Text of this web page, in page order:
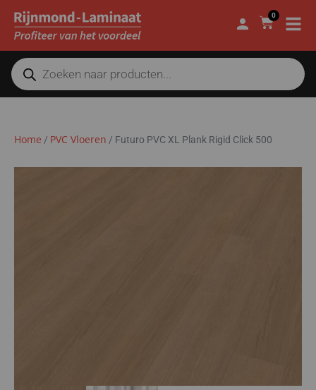
0
Home / PVC Vloeren / Futuro PVC XL Plank Rigid Click 500